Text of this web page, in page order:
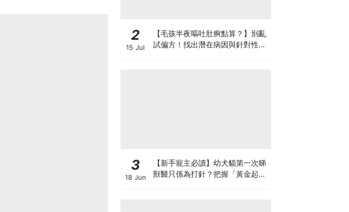
2
15 Jul
【毛孩半夜嘔吐肚痾點算？】別亂
試偏方！找出潛在病因與針對性營
3
18 Jun
【新手寵主必讀】幼犬貓第一次睇
獸醫只係為打針？把握「黃金起跑